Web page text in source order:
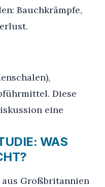
Bauchkrämpfe,
Diese
eine
WAS
aus Großbritannien